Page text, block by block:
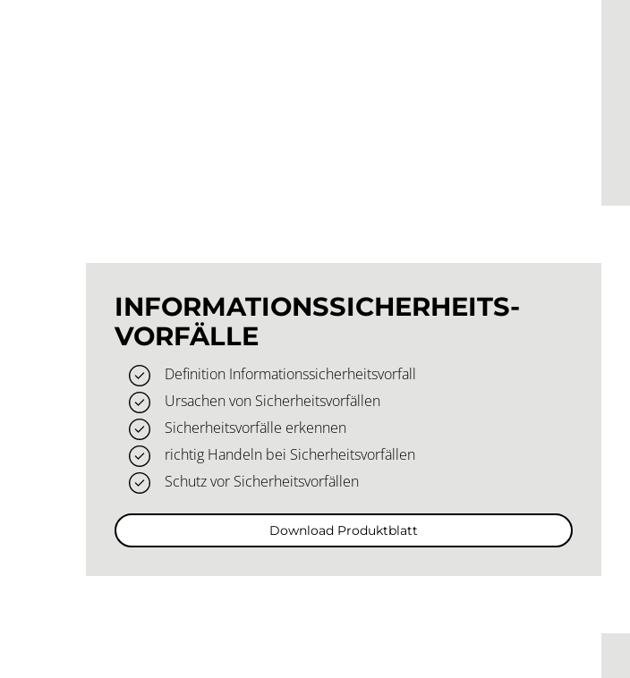
INFORMATIONS­SICHERHEITS­­
VORFÄLLE
Definition Informationssicherheitsvorfall
Ursachen von Sicherheitsvorfällen
Sicherheitsvorfälle erkennen
richtig Handeln bei Sicherheitsvorfällen
Schutz vor Sicherheitsvorfällen
Download Produktblatt